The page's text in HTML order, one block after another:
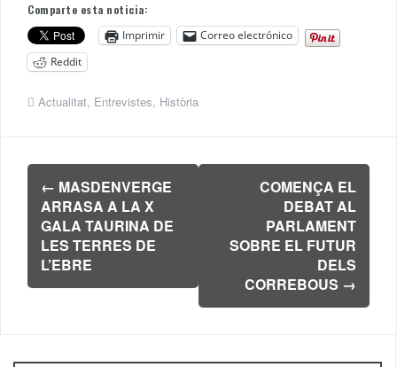
Comparte esta noticia:
Imprimir
Correo electrónico
Reddit
Actualitat, Entrevistes, Història
Navegación
de
entradas
← MASDENVERGE
ARRASA A LA X
GALA TAURINA DE
LES TERRES DE
L’EBRE
COMENÇA EL
DEBAT AL
PARLAMENT
SOBRE EL FUTUR
DELS
CORREBOUS →